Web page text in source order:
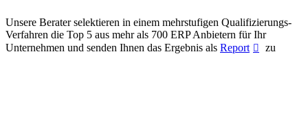
Unsere Berater selektieren in einem mehrstufigen Qualifizierungs-
Verfahren die Top 5 aus mehr als 700 ERP Anbietern für Ihr
Unternehmen und senden Ihnen das Ergebnis als Report zu